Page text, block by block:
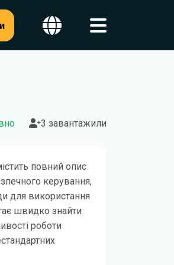
3 завантажили
повний опис
керування,
для використання
швидко знайти
роботи